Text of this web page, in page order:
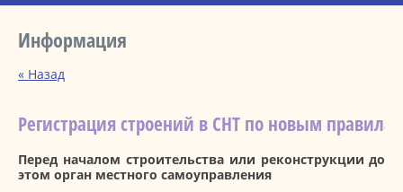
Информация
« Назад
Регистрация строений в СНТ по новым
Перед началом строительства или реконструкции
этом орган местного самоуправления